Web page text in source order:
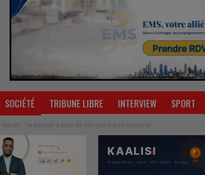
SOCIÉTÉ TRIBUNE LIBRE INTERVIEW SPORT
: ‘’le pouvoir a peur de voir une marée humaine’’